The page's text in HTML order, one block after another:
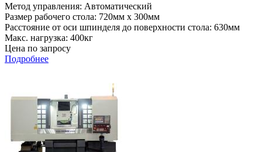
Метод управления: Автоматический
Размер рабочего стола: 720мм x 300мм
Расстояние от оси шпинделя до поверхности стола: 630мм
Макс. нагрузка: 400кг
Цена по запросу
Подробнее